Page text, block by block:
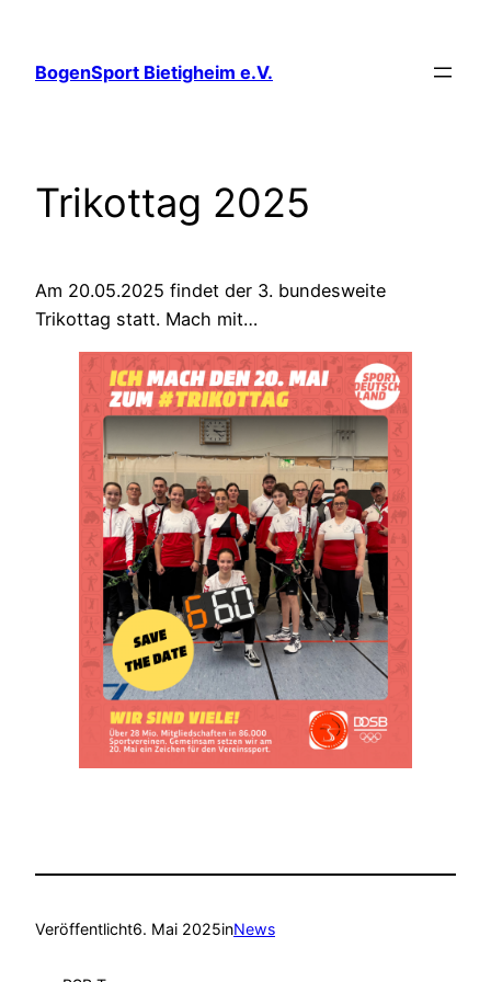
springen
BogenSport Bietigheim e.V.
Trikottag 2025
Am 20.05.2025 findet der 3. bundesweite
Trikottag statt. Mach mit…
Veröffentlicht6. Mai 2025inNews